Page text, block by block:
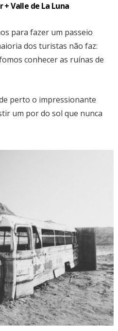
+ Valle de La Luna
para fazer um passeio
dos turistas não faz:
conhecer as ruínas de
perto o impressionante
um por do sol que nunca